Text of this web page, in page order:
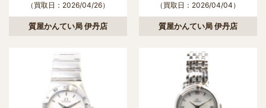
（買取日：2026/04/26）
質屋かんてい局 伊丹店
（買取日：2026/04/04）
質屋かんてい局 伊丹店